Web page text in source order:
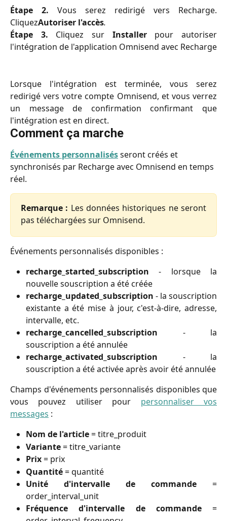
Étape 2. Vous serez redirigé vers Recharge.
CliquezAutoriser l'accès.
Étape 3. Cliquez sur Installer
pour autoriser
l'intégration de l'application Omnisend avec Recharge
Lorsque l'intégration est terminée, vous serez
redirigé vers votre compte Omnisend, et vous verrez
un message de confirmation confirmant que
l'intégration est en direct.
Comment ça marche
Événements personnalisés seront créés et
synchronisés par Recharge avec Omnisend en temps
réel.
Remarque : Les données historiques ne seront
pas téléchargées sur Omnisend.
Événements personnalisés disponibles :
recharge_started_subscription - lorsque la
nouvelle souscription a été créée
recharge_updated_subscription - la souscription
existante a été mise à jour, c'est-à-dire, adresse,
intervalle, etc.
recharge_cancelled_subscription - la
souscription a été annulée
recharge_activated_subscription - la
souscription a été activée après avoir été annulée
Champs d'événements personnalisés disponibles que
vous pouvez utiliser pour personnaliser vos
messages :
Nom de l'article= titre_produit
Variante= titre_variante
Prix= prix
Quantité= quantité
Unité d'intervalle de commande =
order_interval_unit
Fréquence d'intervalle de commande=